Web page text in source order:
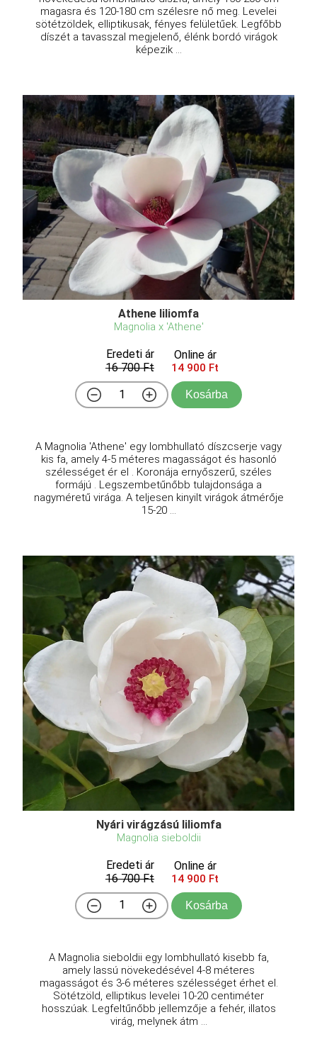
magasra és 120-180 cm szélesre nő meg. Levelei
sötétzöldek, elliptikusak, fényes felületűek. Legfőbb
díszét a tavasszal megjelenő, élénk bordó virágok
képezik ...
Athene liliomfa
Magnolia x 'Athene'
Eredeti ár
16 700 Ft
Online ár
14 900 Ft
Kosárba
A Magnolia 'Athene' egy lombhullató díszcserje vagy
kis fa, amely 4-5 méteres magasságot és hasonló
szélességet ér el . Koronája ernyőszerű, széles
formájú . Legszembetűnőbb tulajdonsága a
nagyméretű virága. A teljesen kinyilt virágok átmérője
15-20 ...
Nyári virágzású liliomfa
Magnolia sieboldii
Eredeti ár
16 700 Ft
Online ár
14 900 Ft
Kosárba
A Magnolia sieboldii egy lombhullató kisebb fa,
amely lassú növekedésével 4-8 méteres
magasságot és 3-6 méteres szélességet érhet el.
Sötétzöld, elliptikus levelei 10-20 centiméter
hosszúak. Legfeltűnőbb jellemzője a fehér, illatos
virág, melynek átm ...